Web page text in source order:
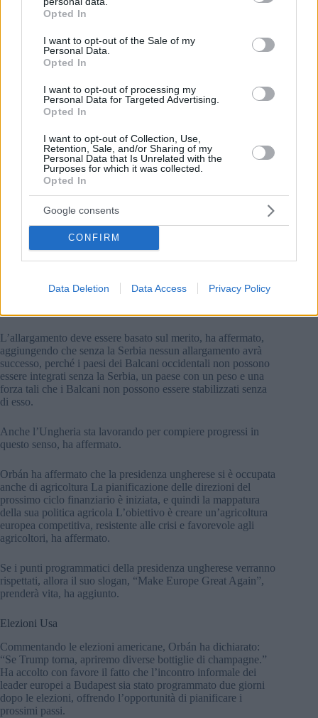
grant or deny consent to Google and its third-party tags to
use your data for below specified purposes in below Google
consent section.
Opted In
I want to opt-out of the Sale of my
Personal Data.
Opted In
I want to opt-out of processing my
Personal Data for Targeted Advertising.
Opted In
I want to opt-out of Collection, Use,
Retention, Sale, and/or Sharing of my
Personal Data that Is Unrelated with the
Purposes for which it was collected.
Opted In
Google consents
CONFIRM
Data Deletion Data Access Privacy Policy
Passando all’allargamento dell’UE, Orbán ha affermato che
l’Europa non sarà mai completa senza l’integrazione dei
Balcani, motivo per cui la presidenza ungherese ha indetto un
vertice dell’Unione europea e dei Balcani occidentali.
La politica di difesa dell’UE e il rafforzamento delle basi
tecnologiche del blocco sono all’ordine del giorno della
Budapest il 7 novembre, ha affermato.
“Abbiamo promesso ai paesi dei Balcani occidentali
ha detto, aggiungendo che la presidenza ungherese ha anche
indetto un vertice dei Balcani occidentali e dell’Unione
L’allargamento deve essere basato sul merito, ha affermato,
aggiungendo che senza la Serbia nessun allargamento avrà
successo, perché i paesi dei Balcani occidentali non possono
essere integrati senza la Serbia, un paese con un peso e una
forza tali che i Balcani non possono essere stabilizzati senza
di esso.
Anche l’Ungheria sta lavorando per compiere progressi in
questo senso, ha affermato.
Orbán ha affermato che la presidenza ungherese si è occupata
anche di agricoltura La pianificazione delle direzioni del
prossimo ciclo finanziario è iniziata, e quindi la mappatura
della sua politica agricola L’obiettivo è creare un’agricoltura
europea competitiva, resistente alle crisi e favorevole agli
agricoltori, ha affermato.
Se i punti programmatici della presidenza ungherese verranno
rispettati, allora il suo slogan, “Make Europe Great Again”,
prenderà vita, ha aggiunto.
Elezioni Usa
Commentando le elezioni americane, Orbán ha dichiarato:
“Se Trump torna, apriremo diverse bottiglie di champagne.”
Ha accolto con favore il fatto che l’incontro informale dei
leader europei a Budapest sia stato programmato due giorni
dopo le elezioni, offrendo l’opportunità di pianificare i
prossimi passi.